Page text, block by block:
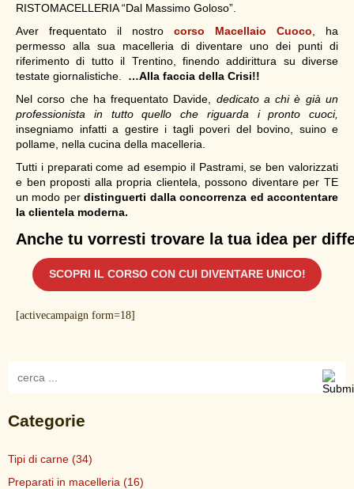
RISTOMACELLERIA “Dal Massimo Goloso”.
Aver frequentato il nostro corso Macellaio Cuoco , ha
permesso alla sua macelleria di diventare uno dei punti di
riferimento di tutto il Trentino, finendo addirittura su diverse
testate giornalistiche. …Alla faccia della Crisi!!
Nel corso che ha frequentato Davide, dedicato a chi è già un
professionista in tutto quello che riguarda i pronto cuoci,
insegniamo infatti a gestire i tagli poveri del bovino, suino e
pollame, nella cucina della macelleria.
Tutti i preparati come ad esempio il Pastrami, se ben valorizzati
e ben proposti alla propria clientela, possono diventare per TE
un modo perdistinguerti dalla concorrenza ed accontentare
la clientela moderna.
Anche tu vorresti trovare la tua idea per
SCOPRI IL CORSO CON CUI DIVENTARE UNICO!
[activecampaign form=18]
Categorie
Tipi di carne (34)
Preparati in macelleria (16)